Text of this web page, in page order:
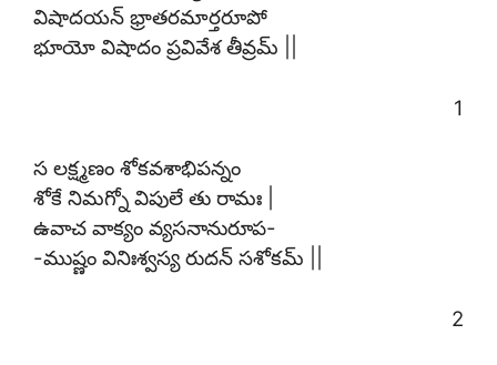
విషాదయన్ భ్రాతరమార్తరూపో
భూయో విషాదం ప్రవివేశ తీవ్రమ్ ||
1
స లక్ష్మణం శోకవశాభిపన్నం
శోకే నిమగ్నో విపులే తు రామః |
ఉవాచ వాక్యం వ్యసనానురూప-
-ముష్ణం వినిఃశ్వస్య రుదన్ సశోకమ్ ||
2